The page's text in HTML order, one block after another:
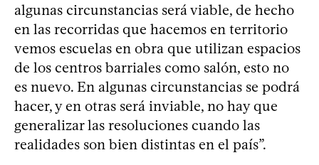
algunas circunstancias será viable, de hecho
en las recorridas que hacemos en territorio
vemos escuelas en obra que utilizan espacios
de los centros barriales como salón, esto no
es nuevo. En algunas circunstancias se podrá
hacer, y en otras será inviable, no hay que
generalizar las resoluciones cuando las
realidades son bien distintas en el país”.